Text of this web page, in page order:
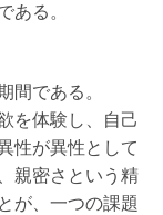
ある。
間である。
を体験し、自己
性が異性として
親密さという精
が、一つの課題